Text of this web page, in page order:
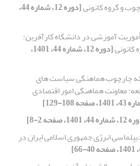
و گروه کانونی [دوره 12، شماره 44،
آموزشی در دانشگاه کارآفرین:
کانونی [دوره 12، شماره 44، 1401،
چارچوب هماهنگی سیاست های
معاونت هماهنگی امور اقتصادی
1401، صفحه 2-8]
انرژی جمهوری اسلامی ایران در